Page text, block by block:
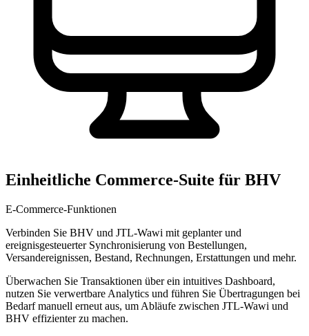
Einheitliche Commerce-Suite für BHV
E-Commerce-Funktionen
Verbinden Sie BHV und JTL-Wawi mit geplanter und
ereignisgesteuerter Synchronisierung von Bestellungen,
Versandereignissen, Bestand, Rechnungen, Erstattungen und mehr.
Überwachen Sie Transaktionen über ein intuitives Dashboard,
nutzen Sie verwertbare Analytics und führen Sie Übertragungen bei
Bedarf manuell erneut aus, um Abläufe zwischen JTL-Wawi und
BHV effizienter zu machen.